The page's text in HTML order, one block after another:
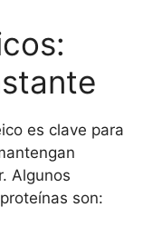
es clave para
Algunos
son: